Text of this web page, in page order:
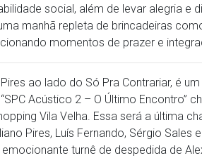
social, além de levar alegria e
manhã repleta de brincadeiras
momentos de prazer e
ao lado do Só Pra Contrariar, é
Acústico 2 – O Último Encontro”
Vila Velha. Essa será a última
Pires, Luís Fernando, Sérgio Sales
turnê de despedida de